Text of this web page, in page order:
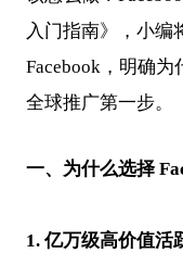
入门指南》，小编
Facebook，明确为
全球推广第一步。
一、为什么选择
1. 亿万级高价值活